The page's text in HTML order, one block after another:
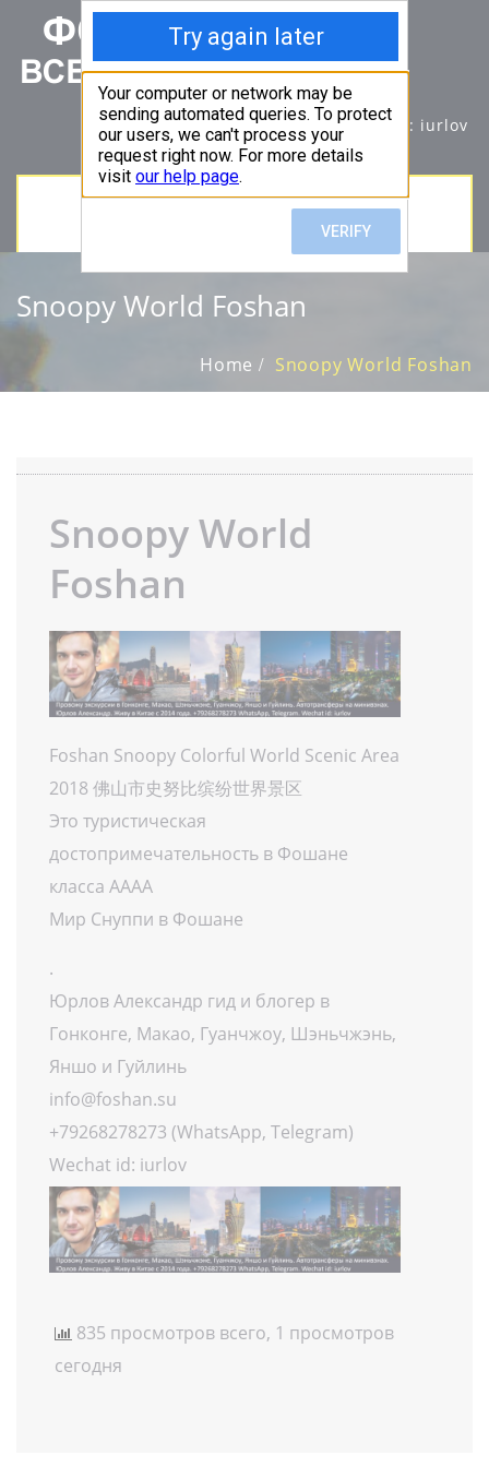
info@foshan.su Wechat id: iurlov
TOGGLE
NAVIGATION
Snoopy World Foshan
Home Snoopy World Foshan
Snoopy World
Foshan
Foshan Snoopy Colorful World Scenic Area
2018 佛山市史努比缤纷世界景区
Это туристическая
достопримечательность в Фошане
класса АААА
Мир Снуппи в Фошане
.
Юрлов Александр гид и блогер в
Гонконге, Макао, Гуанчжоу, Шэньчжэнь,
Яншо и Гуйлинь
info@foshan.su
+79268278273 (WhatsApp, Telegram)
Wechat id: iurlov
835 просмотров всего, 1 просмотров
сегодня